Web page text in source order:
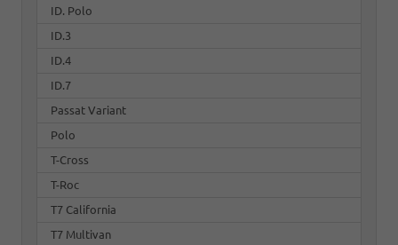
ID. Polo
ID.3
ID.4
ID.7
Passat Variant
Polo
T-Cross
T-Roc
T7 California
T7 Multivan